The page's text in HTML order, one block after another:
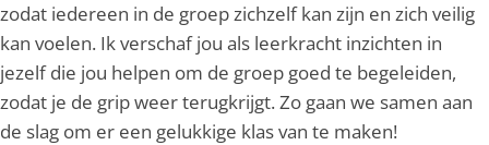
zodat iedereen in de groep zichzelf kan zijn en zich veilig
kan voelen. Ik verschaf jou als leerkracht inzichten in
jezelf die jou helpen om de groep goed te begeleiden,
zodat je de grip weer terugkrijgt. Zo gaan we samen aan
de slag om er een gelukkige klas van te maken!